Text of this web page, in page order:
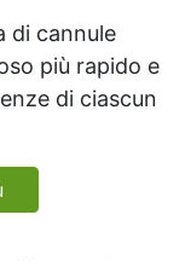
di cannule
più rapido e
di ciascun